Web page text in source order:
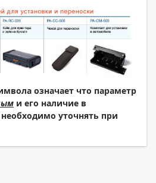
означает что параметр
и его наличие в
уточнять при